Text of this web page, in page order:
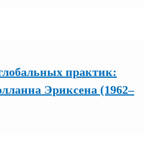
практик:
Эриксена (1962–